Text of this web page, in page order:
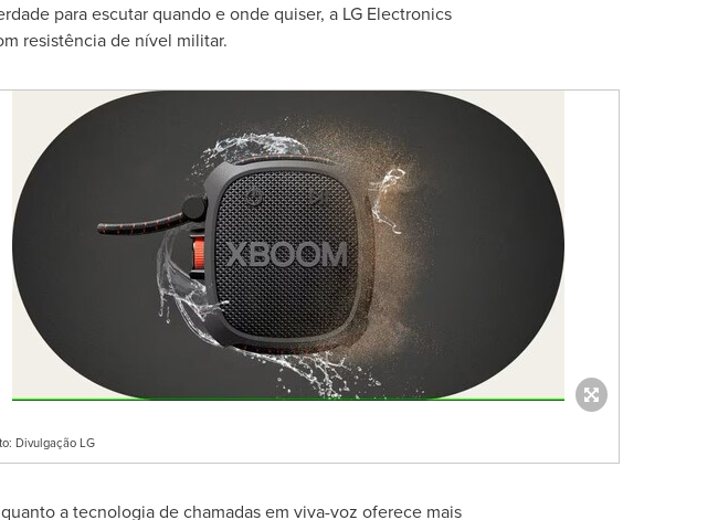
para escutar quando e onde quiser, a LG Electronics
resistência de nível militar.
Divulgação LG
a tecnologia de chamadas em viva-voz oferece mais